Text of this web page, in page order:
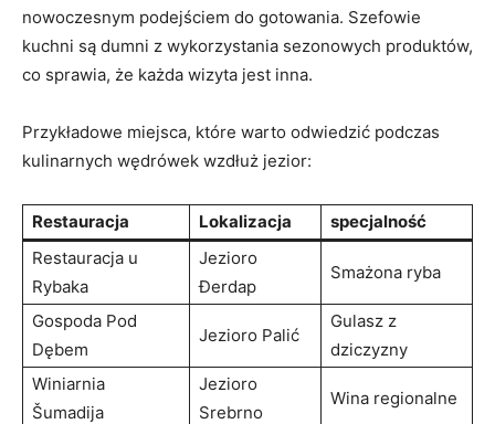
⁣nowoczesnym podejściem do gotowania. Szefowie
kuchni‌ są dumni z wykorzystania sezonowych produktów,
​co sprawia, że każda‌ wizyta jest inna.
Przykładowe miejsca, ‍które warto odwiedzić podczas⁢
kulinarnych wędrówek wzdłuż jezior:
Restauracja Lokalizacja
specjalność
Restauracja u
Rybaka
Jezioro
Đerdap
Smażona ryba
Gospoda Pod
Dębem
Jezioro Palić
Gulasz ‍z⁢
dziczyzny
Winiarnia
Šumadija
Jezioro
Srebrno
Wina regionalne